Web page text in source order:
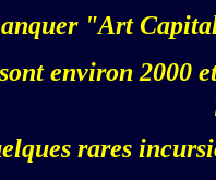
"Art
environ 2000
rares